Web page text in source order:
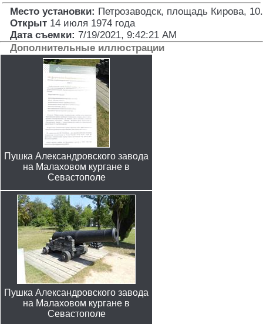
Место установки: Петрозаводск, площадь Кирова, 10.
Открыт 14 июля 1974 года
Дата съемки: 7/19/2021, 9:42:21 AM
Дополнительные иллюстрации
Пушка Александровского завода
на Малаховом кургане в
Севастополе
Пушка Александровского завода
на Малаховом кургане в
Севастополе